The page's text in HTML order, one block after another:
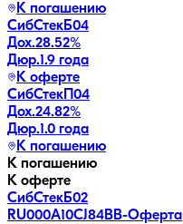
К погашению
СибСтекБ04
Дох.28.52%
Дюр.1.9 года
К оферте
СибСтекП04
Дох.24.82%
Дюр.1.0 года
К погашению
К погашению
К оферте
СибСтекБ02
RU000A10CJ84BB-Оферта